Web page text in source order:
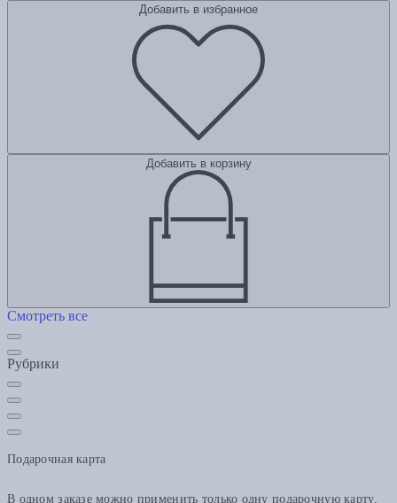
Добавить в избранное
Добавить в корзину
Смотреть все
Рубрики
Подарочная карта
В одном заказе можно применить только одну подарочную карту.